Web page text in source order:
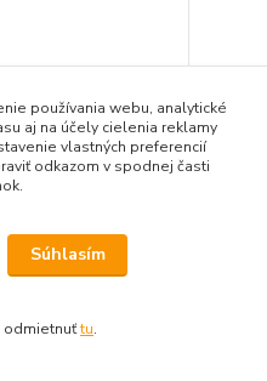
košíka
používania webu, analytické
aj na účely cielenia reklamy
vlastných preferencií
odkazom v spodnej časti
Súhlasím
odmietnuťtu.